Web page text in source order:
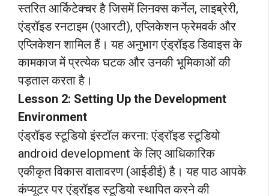
स्तरित आर्किटेक्चर है जिसमें लिनक्स कर्नेल, लाइब्रेरी,
एंड्रॉइड रनटाइम (एआरटी), एप्लिकेशन फ्रेमवर्क और
एप्लिकेशन शामिल हैं। यह अनुभाग एंड्रॉइड डिवाइस के
कामकाज में प्रत्येक घटक और उनकी भूमिकाओं की
पड़ताल करता है।
Lesson 2: Setting Up the Development
Environment
एंड्रॉइड स्टूडियो इंस्टॉल करना: एंड्रॉइड स्टूडियो
android development के लिए आधिकारिक
एकीकृत विकास वातावरण (आईडीई) है। यह पाठ आपके
कंप्यूटर पर एंड्रॉइड स्टूडियो स्थापित करने की